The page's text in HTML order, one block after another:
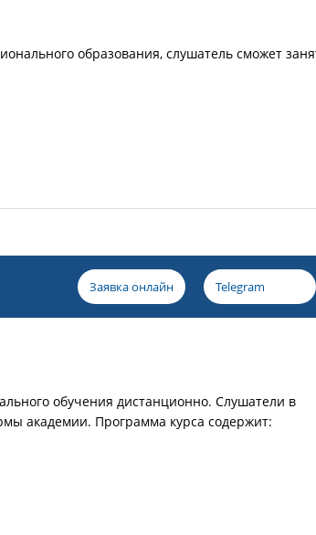
образования, слушатель сможет
Заявка онлайн Telegram
обучения дистанционно. Слушатели в
академии. Программа курса содержит: